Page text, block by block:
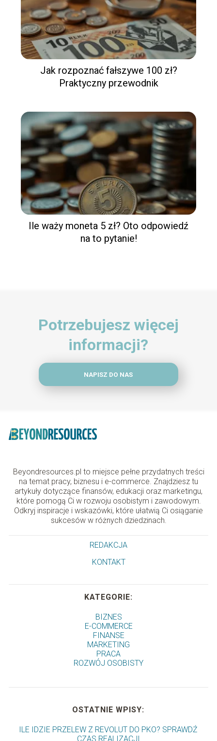
Jak rozpoznać fałszywe 100 zł?
Praktyczny przewodnik
Ile waży moneta 5 zł? Oto odpowiedź
na to pytanie!
Potrzebujesz więcej
informacji?
NAPISZ DO NAS
Beyondresources.pl to miejsce pełne przydatnych treści
na temat pracy, biznesu i e-commerce. Znajdziesz tu
artykuły dotyczące finansów, edukacji oraz marketingu,
które pomogą Ci w rozwoju osobistym i zawodowym.
Odkryj inspiracje i wskazówki, które ułatwią Ci osiąganie
sukcesów w różnych dziedzinach.
REDAKCJA
KONTAKT
KATEGORIE:
BIZNES
E-COMMERCE
FINANSE
MARKETING
PRACA
ROZWÓJ OSOBISTY
OSTATNIE WPISY:
ILE IDZIE PRZELEW Z REVOLUT DO PKO? SPRAWDŹ
CZAS REALIZACJI